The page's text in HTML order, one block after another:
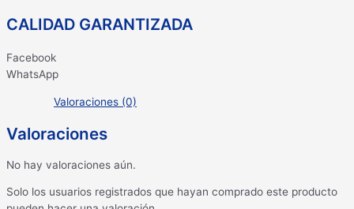
CALIDAD GARANTIZADA
Facebook
WhatsApp
Valoraciones (0)
Valoraciones
No hay valoraciones aún.
Solo los usuarios registrados que hayan comprado este producto